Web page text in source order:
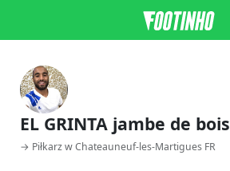
EL GRINTA jambe de bois
→ Piłkarz w Chateauneuf-les-Martigues FR